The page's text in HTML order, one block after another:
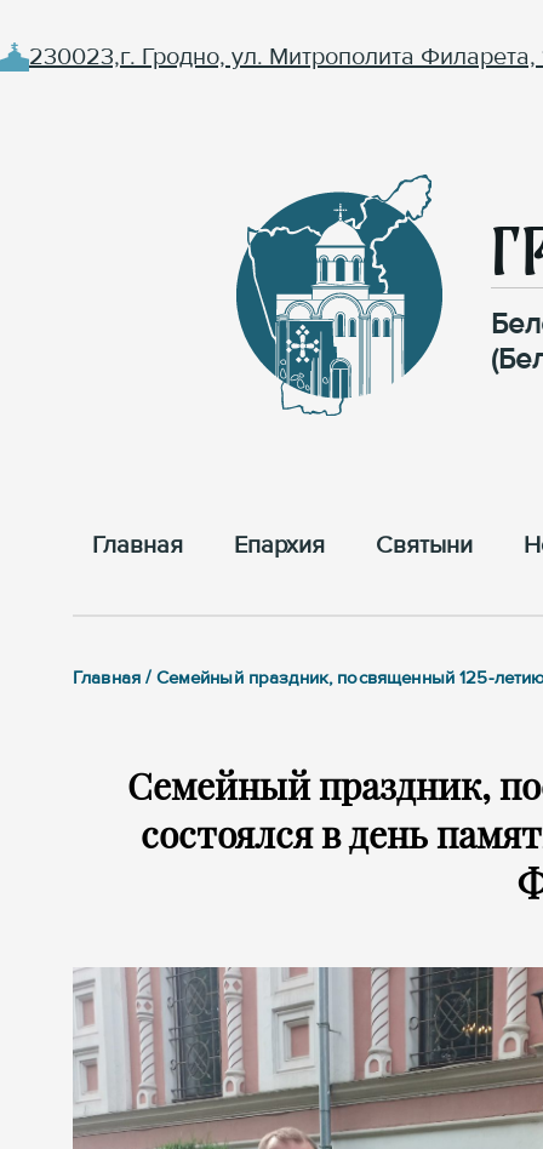
230023,г. Гродно, ул. Митрополита Филарета,
Главная Епархия Cвятыни
Главная / Семейный праздник, посвященный 125-
Семейный праздник,
состоялся в день